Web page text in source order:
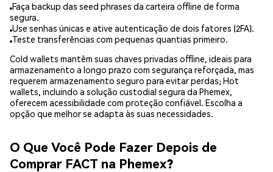
Faça backup das seed phrases da carteira offline de forma
segura.
Use senhas únicas e ative autenticação de dois fatores (2FA).
Teste transferências com pequenas quantias primeiro.
Cold wallets mantêm suas chaves privadas offline, ideais para
armazenamento a longo prazo com segurança reforçada, mas
requerem armazenamento seguro para evitar perdas; Hot
wallets, incluindo a solução custodial segura da Phemex,
oferecem acessibilidade com proteção confiável. Escolha a
opção que melhor se adapta às suas necessidades.
O Que Você Pode Fazer Depois de
Comprar FACT na Phemex?